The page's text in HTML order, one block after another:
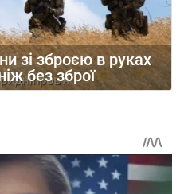
зі зброєю в руках
без зброї